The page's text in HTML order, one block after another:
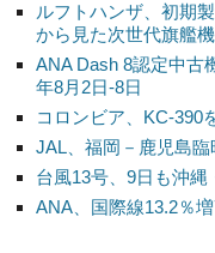
ルフトハンザ、初期
から見た次世代旗艦機
ANA Dash 8認定中
年8月2日-8日
コロンビア、KC-
JAL、福岡－鹿児島
台風13号、9日も沖
ANA、国際線13.2％